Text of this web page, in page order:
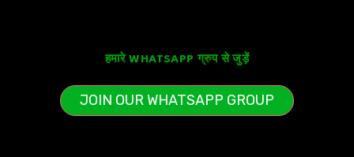
हमारे WHATSAPP ग्रुप से जुड़ें
JOIN OUR WHATSAPP GROUP